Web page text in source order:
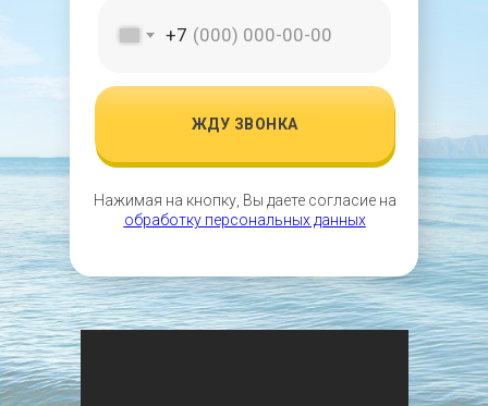
Нажимая на кнопку, Вы даете согласие на
обработку персональных данных
+7
ЖДУ ЗВОНКА